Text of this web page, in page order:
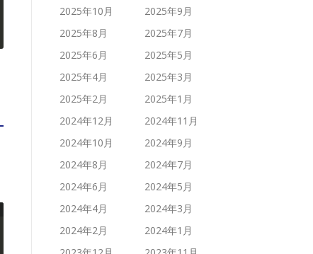
2025年10月
2025年9月
2025年8月
2025年7月
2025年6月
2025年5月
2025年4月
2025年3月
2025年2月
2025年1月
2024年12月
2024年11月
2024年10月
2024年9月
2024年8月
2024年7月
2024年6月
2024年5月
2024年4月
2024年3月
2024年2月
2024年1月